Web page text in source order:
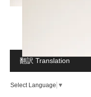
翻訳 Translation
Select Language ▼